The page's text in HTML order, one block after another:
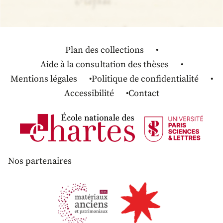
Plan des collections
Aide à la consultation des thèses
Mentions légales
Politique de confidentialité
Accessibilité
Contact
Nos partenaires